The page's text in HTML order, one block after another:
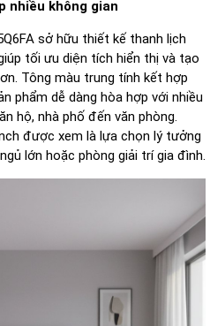
nhiều không gian
sở hữu thiết kế thanh lịch
úp tối ưu diện tích hiển thị và tạo
ơn. Tông màu trung tính kết hợp
phẩm dễ dàng hòa hợp với nhiều
ăn hộ, nhà phố đến văn phòng.
được xem là lựa chọn lý tưởng
ủ lớn hoặc phòng giải trí gia đình.